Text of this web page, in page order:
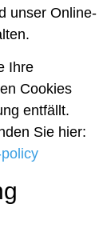
unser Online-
Ihre
Cookies
entfällt.
Sie hier: